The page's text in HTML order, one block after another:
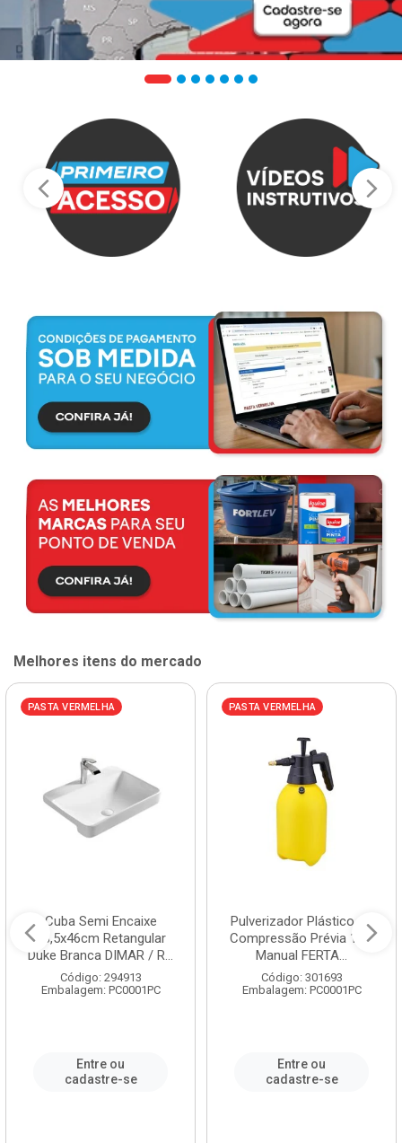
Melhores itens do mercado
PASTA VERMELHA
Cuba Semi Encaixe
58,5x46cm Retangular
Duke Branca DIMAR / R...
Código: 294913
Embalagem: PC0001PC
Entre ou
cadastre-se
PASTA VERMELHA
Pulverizador Plástico de
Compressão Prévia 1,5L
Manual FERTA...
Código: 301693
Embalagem: PC0001PC
Entre ou
cadastre-se